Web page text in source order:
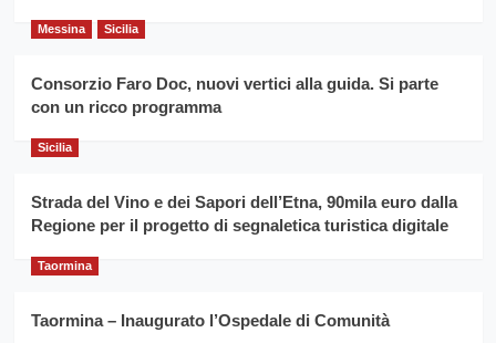
grano
anno
Franco
Caruso
Messina Sicilia
Consorzio Faro Doc, nuovi vertici alla guida. Si parte
con un ricco programma
Sicilia
Strada del Vino e dei Sapori dell’Etna, 90mila euro dalla
Regione per il progetto di segnaletica turistica digitale
Taormina
Taormina – Inaugurato l’Ospedale di Comunità